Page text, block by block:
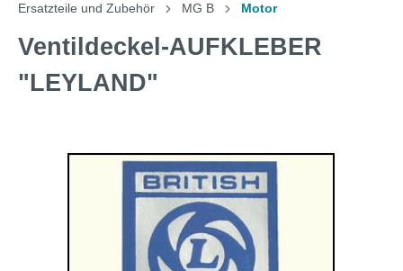
Ersatzteile und Zubehör MG B Motor
Ventildeckel-AUFKLEBER
"LEYLAND"